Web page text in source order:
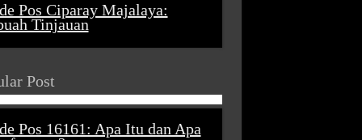
Pos Ciparay Majalaya:
Tinjauan
Post
Pos 16161: Apa Itu dan Apa